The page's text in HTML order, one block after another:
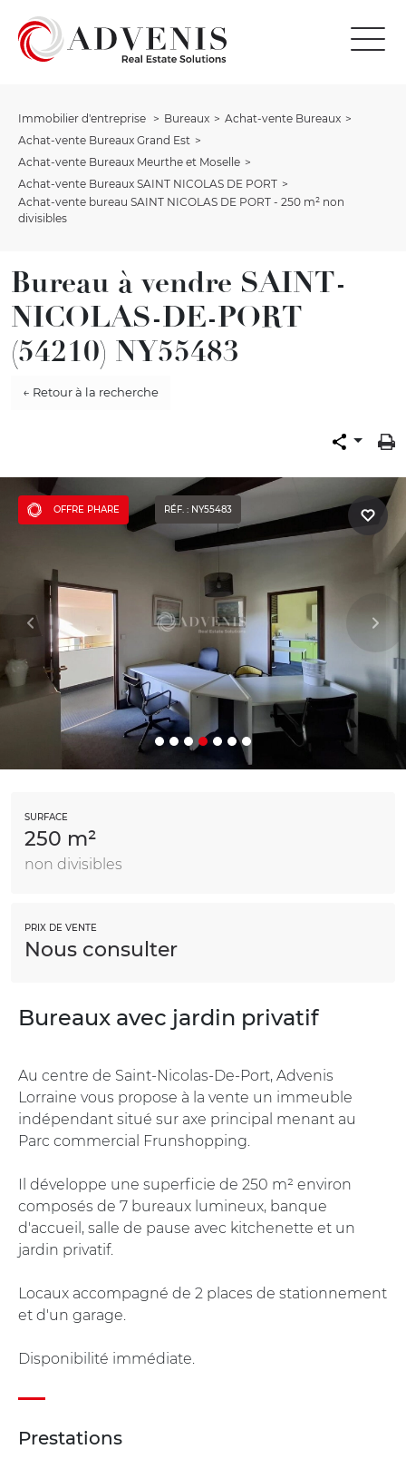
Immobilier d'entreprise Bureaux
Achat-vente Bureaux
Achat-vente Bureaux Grand Est
Achat-vente Bureaux Meurthe et Moselle
Achat-vente Bureaux SAINT NICOLAS DE PORT
Achat-vente bureau SAINT NICOLAS DE PORT - 250 m² non
divisibles
Bureau à vendre SAINT-
NICOLAS-DE-PORT
(54210) NY55483
← Retour à la recherche
OFFRE PHARE RÉF. : NY55483
SURFACE
250 m²
non divisibles
PRIX DE VENTE
Nous consulter
Bureaux avec jardin privatif
Au centre de Saint-Nicolas-De-Port, Advenis
Lorraine vous propose à la vente un immeuble
indépendant situé sur axe principal menant au
Parc commercial Frunshopping.
Il développe une superficie de 250 m² environ
composés de 7 bureaux lumineux, banque
d'accueil, salle de pause avec kitchenette et un
jardin privatif.
Locaux accompagné de 2 places de stationnement
et d'un garage.
Disponibilité immédiate.
Prestations